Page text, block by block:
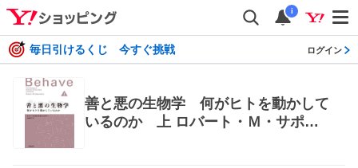
i
毎日引けるくじ 今すぐ挑戦 ログイン
善と悪の生物学 何がヒトを動かして
いるのか 上 ロバート・Ｍ・サポル